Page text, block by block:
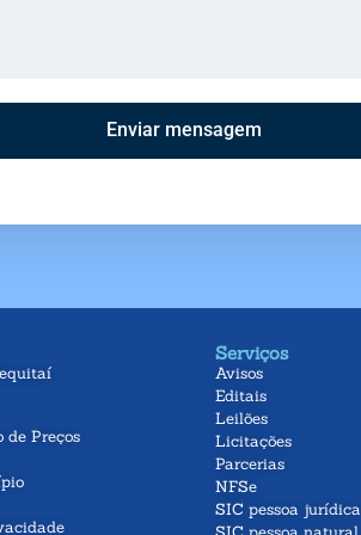
Enviar mensagem
de Preços
Serviços
Avisos
Editais
Leilões
Licitações
Parcerias
NFSe
SIC pessoa jurídica